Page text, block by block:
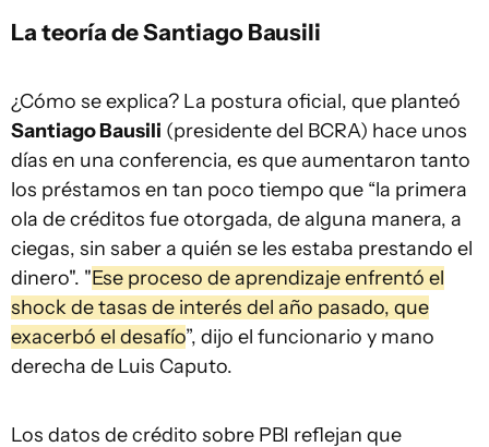
La teoría de Santiago Bausili
¿Cómo se explica? La postura oficial, que planteó
Santiago Bausili (presidente del BCRA) hace unos
días en una conferencia, es que aumentaron tanto
los préstamos en tan poco tiempo que “la primera
ola de créditos fue otorgada, de alguna manera, a
ciegas, sin saber a quién se les estaba prestando el
dinero". "Ese proceso de aprendizaje enfrentó el
shock de tasas de interés del año pasado, que
exacerbó el desafío”, dijo el funcionario y mano
derecha de Luis Caputo.
Los datos de crédito sobre PBI reflejan que